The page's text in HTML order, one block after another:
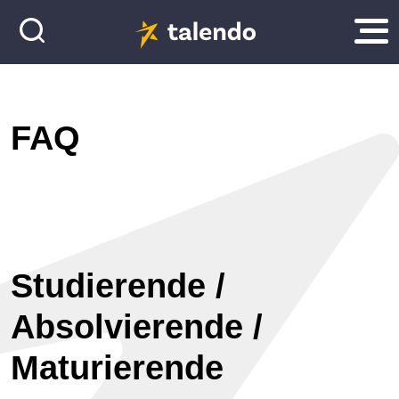
FAQ
Studierende /
Absolvierende /
Maturierende